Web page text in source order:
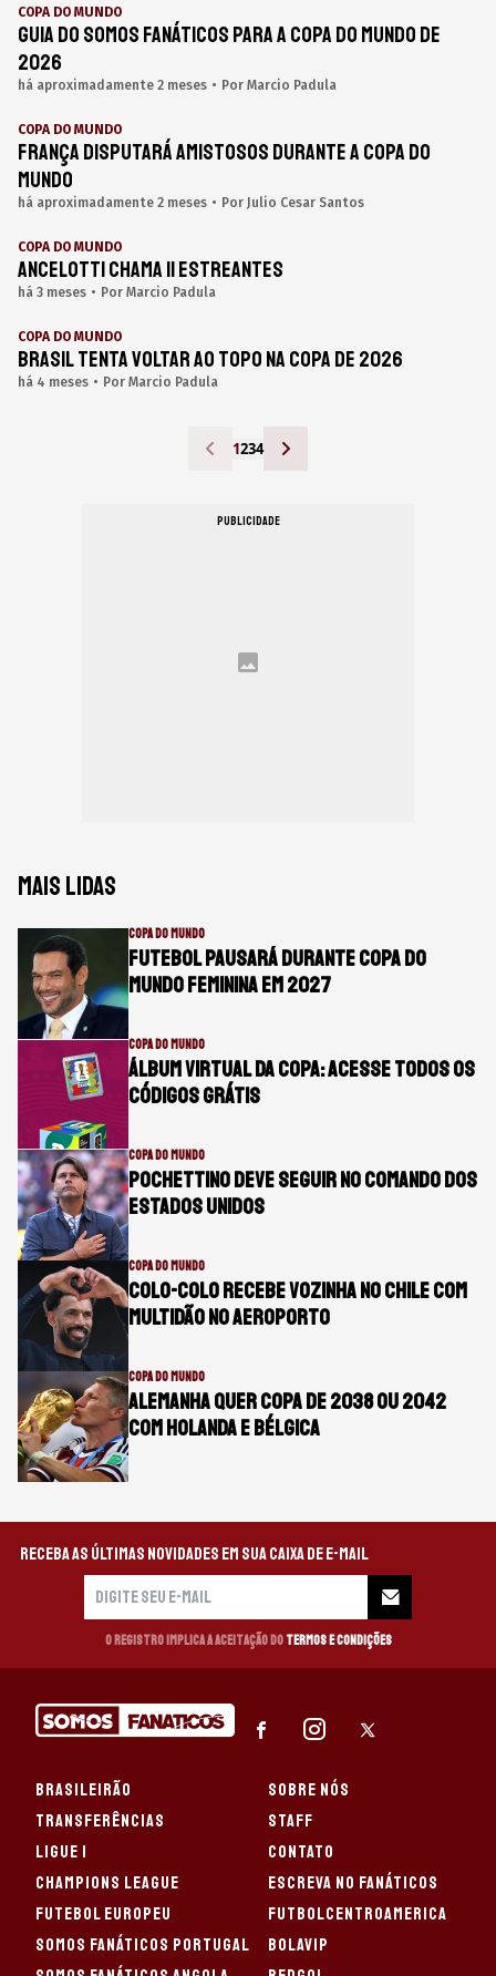
COPA DO MUNDO
Guia do Somos Fanáticos para a Copa do Mundo de
2026
há aproximadamente 2 meses • Por Marcio Padula
COPA DO MUNDO
França disputará amistosos durante a Copa do
Mundo
há aproximadamente 2 meses • Por Julio Cesar Santos
COPA DO MUNDO
Ancelotti chama 11 estreantes
há 3 meses • Por Marcio Padula
COPA DO MUNDO
Brasil tenta voltar ao topo na Copa de 2026
há 4 meses • Por Marcio Padula
1234
PUBLICIDADE
Mais lidas
COPA DO MUNDO
Futebol pausará durante Copa do
Mundo Feminina em 2027
COPA DO MUNDO
Álbum virtual da Copa: acesse todos os
códigos grátis
COPA DO MUNDO
Pochettino deve seguir no comando dos
Estados Unidos
COPA DO MUNDO
Colo-Colo recebe Vozinha no Chile com
multidão no aeroporto
COPA DO MUNDO
Alemanha quer Copa de 2038 ou 2042
com Holanda e Bélgica
Receba as últimas novidades em sua caixa de e-mail
O registro implica a aceitação do Termos e Condições
BRASILEIRÃO
TRANSFERÊNCIAS
LIGUE 1
CHAMPIONS LEAGUE
FUTEBOL EUROPEU
SOMOS FANÁTICOS PORTUGAL
SOBRE NÓS
STAFF
CONTATO
ESCREVA NO FANÁTICOS
FUTBOLCENTROAMERICA
BOLAVIP